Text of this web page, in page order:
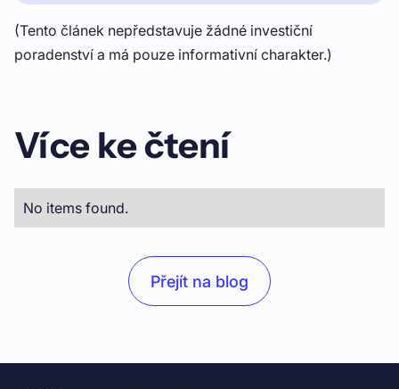
(Tento článek nepředstavuje žádné investiční
poradenství a má pouze informativní charakter.)
Více ke čtení
No items found.
Přejít na blog